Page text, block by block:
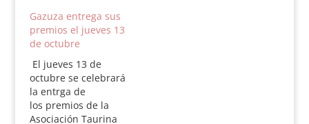
fines benéficos
pretenden fomentar
la Fiesta y a los
nuevos valores de la
tauromaquia,
organiza su primera
tertulia titulada 'El
toreo en el siglo XXI' y
Gazuza entrega sus
premios el jueves 13
de octubre
El jueves 13 de
octubre se celebrará
la entrga de
los premios de la
Asociación Taurina